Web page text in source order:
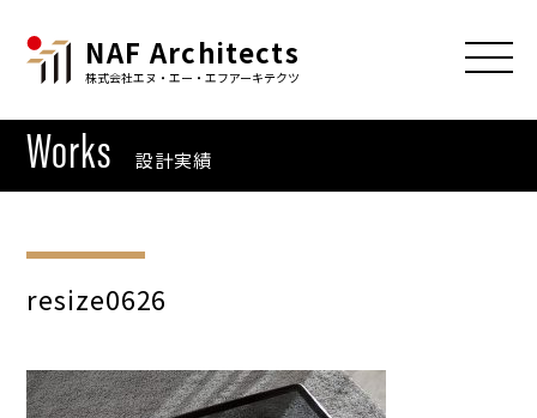
NAF Architects
株式会社エヌ・エー・エフアーキテクツ
Works 設計実績
resize0626